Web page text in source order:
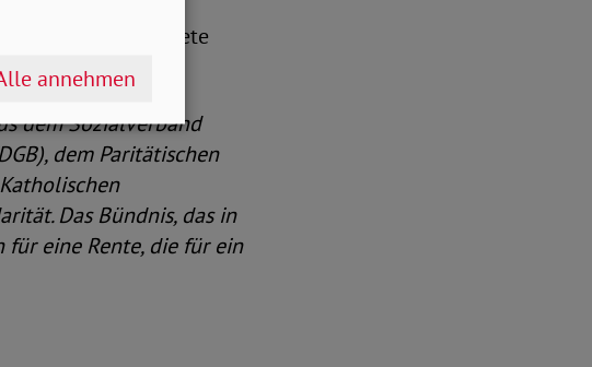
ausgerichtete
dem Sozialverband
dem Paritätischen
Das Bündnis, das in
eine Rente, die für ein
annehmen